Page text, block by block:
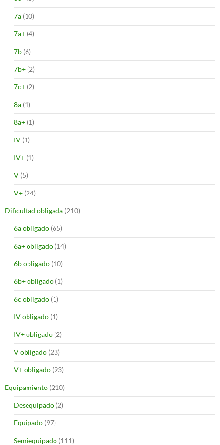
7a (10)
7a+ (4)
7b (6)
7b+ (2)
7c+ (2)
8a (1)
8a+ (1)
IV (1)
IV+ (1)
V (5)
V+ (24)
Dificultad obligada (210)
6a obligado (65)
6a+ obligado (14)
6b obligado (10)
6b+ obligado (1)
6c obligado (1)
IV obligado (1)
IV+ obligado (2)
V obligado (23)
V+ obligado (93)
Equipamiento (210)
Desequipado (2)
Equipado (97)
Semiequipado (111)